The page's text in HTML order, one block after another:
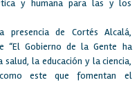
y humana para las y los
presencia de Cortés Alcalá,
“El Gobierno de la Gente ha
la educación y la ciencia,
este que fomentan el